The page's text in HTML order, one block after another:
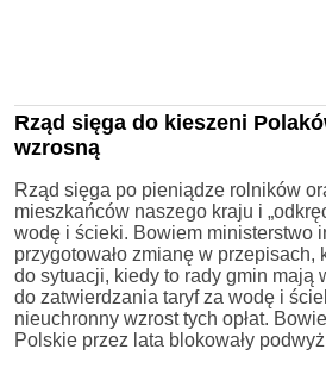
Rząd sięga do kieszeni
wzrosną
Rząd sięga po pieniądze rolników
mieszkańców naszego kraju i
wodę i ścieki. Bowiem ministerstwo
przygotowało zmianę w przepisach,
do sytuacji, kiedy to rady gmin mają
do zatwierdzania taryf za wodę i
nieuchronny wzrost tych opłat.
Polskie przez lata blokowały